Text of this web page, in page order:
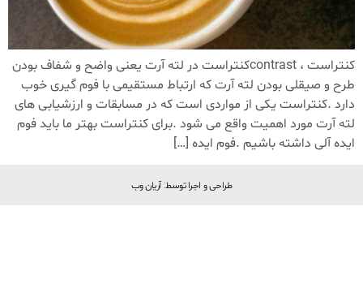
کنتراست ، contrastکنتراست در لته آرت یعنی واضح و شفاف بودن
طرح و صیقلی بودن لته آرت که ارتباط مستقیمی با فوم گیری خوب
دارد .کنتراست یکی از مواردی است که در مسابقات و ارزشیابی های
لته آرت مورد اهمیت واقع می شود .برای کنتراست بهتر ما باید فوم
ایده آلی داشته باشیم .فوم ایده […]
طراحی و اجرا توسط: آریان وب